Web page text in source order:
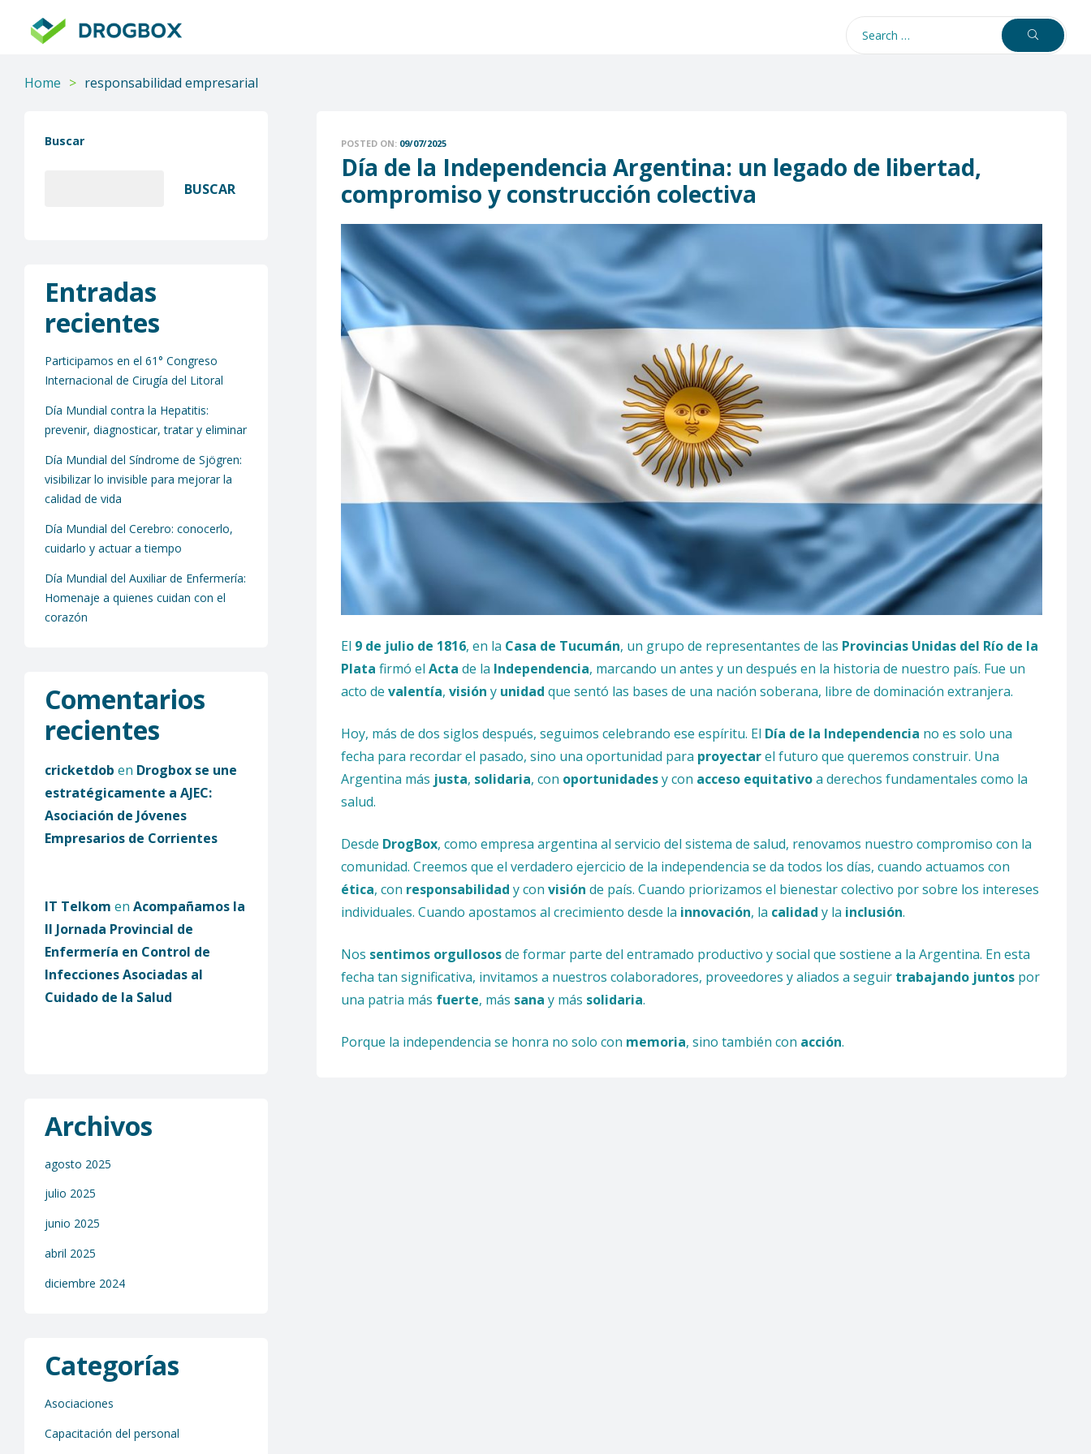
confiable
Home > responsabilidad empresarial
POSTED ON: 09/07/2025
Día de la Independencia Argentina: un legado de libertad,
compromiso y construcción colectiva
El 9 de julio de 1816, en la Casa de Tucumán, un grupo de representantes de las Provincias Unidas del Río de la
Plata firmó el Acta de la Independencia, marcando un antes y un después en la historia de nuestro país. Fue un
acto de valentía, visión y unidad que sentó las bases de una nación soberana, libre de dominación extranjera.
Hoy, más de dos siglos después, seguimos celebrando ese espíritu. El Día de la Independencia no es solo una
fecha para recordar el pasado, sino una oportunidad para proyectarel futuro que queremos construir. Una
Argentina más justa, solidaria, con oportunidadesy con acceso equitativoa derechos fundamentales como la
salud.
Desde DrogBox, como empresa argentina al servicio del sistema de salud, renovamos nuestro compromiso con la
comunidad. Creemos que el verdadero ejercicio de la independencia se da todos los días, cuando actuamos con
ética, con responsabilidad y con visión de país. Cuando priorizamos el bienestar colectivo por sobre los intereses
individuales. Cuando apostamos al crecimiento desde la innovación, la calidad y la inclusión.
Nos sentimos orgullososde formar parte del entramado productivo y social que sostiene a la Argentina. En esta
fecha tan significativa, invitamos a nuestros colaboradores, proveedores y aliados a seguir trabajando juntos por
una patria más fuerte, más sana y más solidaria.
Porque la independencia se honra no solo con memoria, sino también con acción.
Buscar
BUSCAR
Entradas
recientes
Participamos en el 61° Congreso
Internacional de Cirugía del Litoral
Día Mundial contra la Hepatitis:
prevenir, diagnosticar, tratar y eliminar
Día Mundial del Síndrome de Sjögren:
visibilizar lo invisible para mejorar la
calidad de vida
Día Mundial del Cerebro: conocerlo,
cuidarlo y actuar a tiempo
Día Mundial del Auxiliar de Enfermería:
Homenaje a quienes cuidan con el
corazón
Comentarios
recientes
cricketdob en Drogbox se une
estratégicamente a AJEC:
Asociación de Jóvenes
Empresarios de Corrientes
IT Telkom en Acompañamos la
II Jornada Provincial de
Enfermería en Control de
Infecciones Asociadas al
Cuidado de la Salud
Archivos
agosto 2025
julio 2025
junio 2025
abril 2025
diciembre 2024
Categorías
Asociaciones
Capacitación del personal